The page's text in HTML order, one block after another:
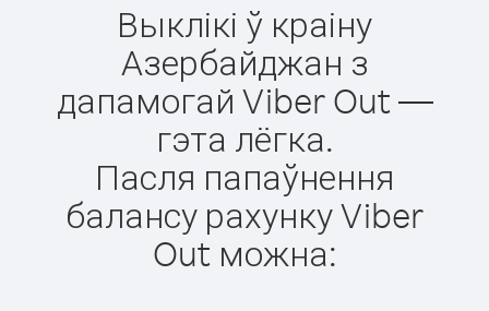
Выклікі ў краіну
Азербайджан з
дапамогай Viber Out —
гэта лёгка.
Пасля папаўнення
балансу рахунку Viber
Out можна: